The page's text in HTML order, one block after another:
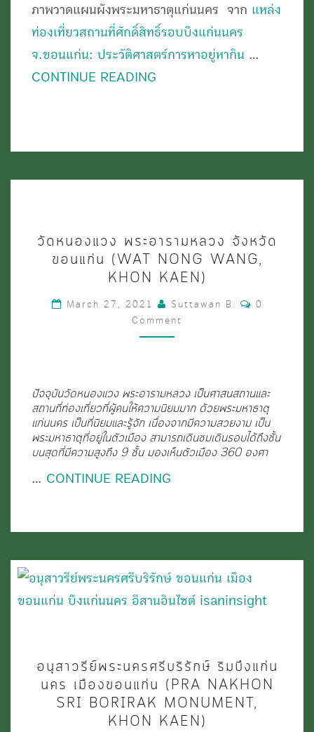
สาธุชน
อ.เมือง
จ.ขอนแก่น
ภาพวาดแผนผังพระมหาธาตุแก่นนคร จาก แหล่ง
ท่องเที่ยวสถานที่ศักดิ์สิทธิ์รอบบึงแก่นนคร
จ.ขอนแก่น: ประวัติศาสตร์การหาอยู่หากิน …
CONTINUE READING
หนอง
แวง
อาราม
หลวง
ขอนแก่น
(WAT
NONG
WANG,
KHON
วัดหนองแวง พระอารามหลวง จังหวัด
ขอนแก่น (WAT NONG WANG,
KHON KAEN)
March 27, 2021 Suttawan B. Comments
0
Comment
ปัจจุบันวัดหนองแวง พระอารามหลวง เป็นศาสนสถานและ
สถานที่ท่องเที่ยวที่ผู้คนให้ความนิยมมาก ด้วยพระมหาธาตุ
แก่นนคร เป็นที่นิยมและรู้จัก เนื่องจากมีความสวยงาม เป็น
พระมหาธาตุที่อยู่ในตัวเมือง สามารถเดินชมเดินรอบได้ถึงชั้น
บนสุดที่มีความสูงถึง 9 ชั้น มองเห็นตัวเมือง 360 องศา
… CONTINUE READING
พระนคร
ศรี
บริรักษ์
อนุสาวรีย์พระนครศรีบริรักษ์ ริมบึงแก่น
นคร เมืองขอนแก่น (PRA NAKHON
SRI BORIRAK MONUMENT,
KHON KAEN)